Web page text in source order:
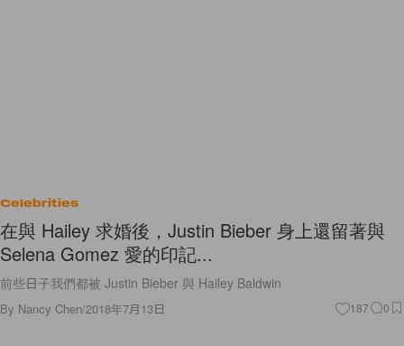
Celebrities
在與 Hailey 求婚後，Justin Bieber 身上還留著與
Selena Gomez 愛的印記...
前些日子我們都被 Justin Bieber 與 Hailey Baldwin
By Nancy Chen/2018年7月13日 187 0